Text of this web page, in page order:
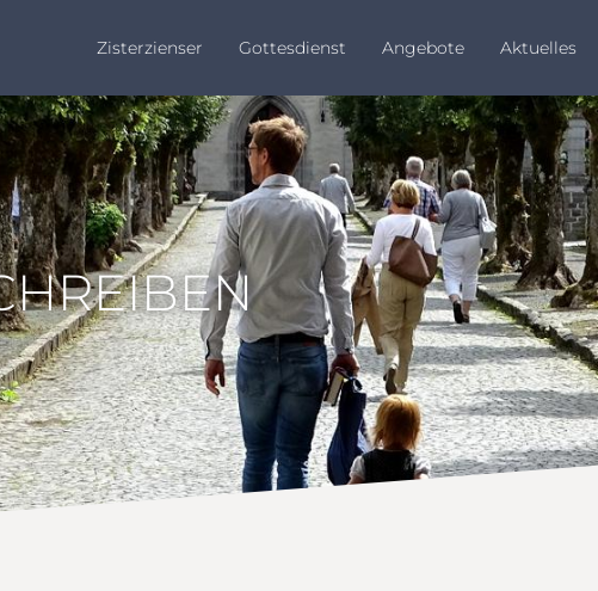
Zisterzienser Gottesdienst Angebote Aktuelles